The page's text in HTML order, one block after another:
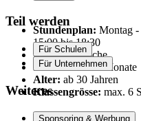
Stundenplan: Montag -
15:00 bis 18:30
Dauer:1 Woche
Start:ca. alle 2 Monate
Alter: ab 30 Jahren
Klassengrösse: max. 6
Teil werden
Für Schulen
Für Unternehmen
Weiteres
Sponsoring & Werbung